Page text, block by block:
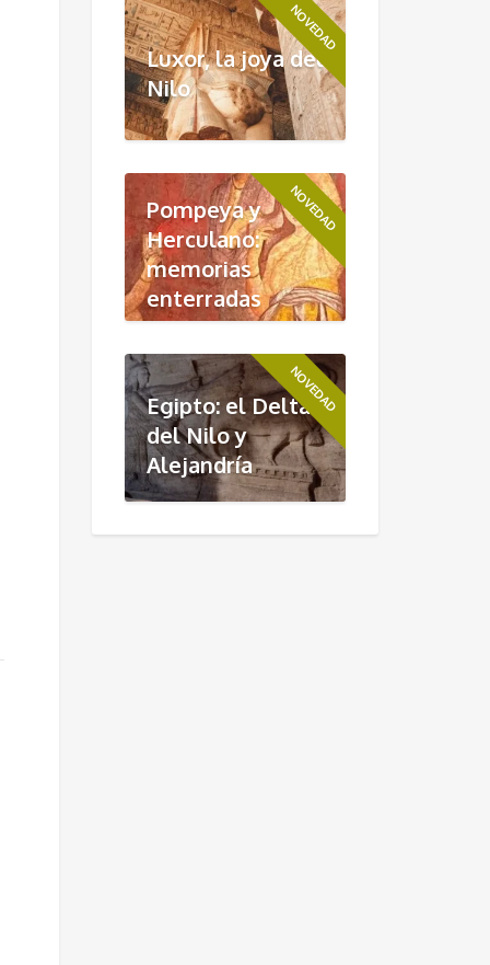
NOVEDAD
Luxor, la joya del
Nilo
NOVEDAD
Pompeya y
Herculano:
memorias
enterradas
NOVEDAD
Egipto: el Delta
del Nilo y
Alejandría